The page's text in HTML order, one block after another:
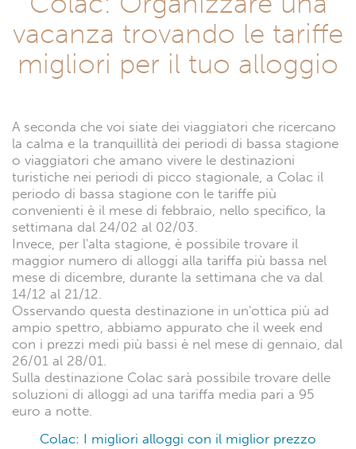
vacanza trovando le tariffe
migliori per il tuo alloggio
A seconda che voi siate dei viaggiatori che ricercano
la calma e la tranquillità dei periodi di bassa stagione
o viaggiatori che amano vivere le destinazioni
turistiche nei periodi di picco stagionale, a Colac il
periodo di bassa stagione con le tariffe più
convenienti è il mese di febbraio, nello specifico, la
settimana dal 24/02 al 02/03.
Invece, per l'alta stagione, è possibile trovare il
maggior numero di alloggi alla tariffa più bassa nel
mese di dicembre, durante la settimana che va dal
14/12 al 21/12.
Osservando questa destinazione in un'ottica più ad
ampio spettro, abbiamo appurato che il week end
con i prezzi medi più bassi è nel mese di gennaio, dal
26/01 al 28/01.
Sulla destinazione Colac sarà possibile trovare delle
soluzioni di alloggi ad una tariffa media pari a 95
euro a notte.
Colac: I migliori alloggi con il miglior prezzo